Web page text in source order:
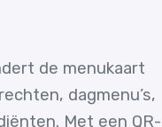
de menukaart
dagmenu’s,
Met een QR-